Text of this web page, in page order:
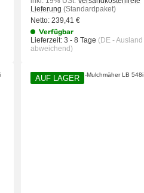
Lieferung (Standardpaket)
Netto: 239,41 €
Verfügbar
Lieferzeit: 3 - 8 Tage (DE - Ausland
abweichend)
AUF LAGER